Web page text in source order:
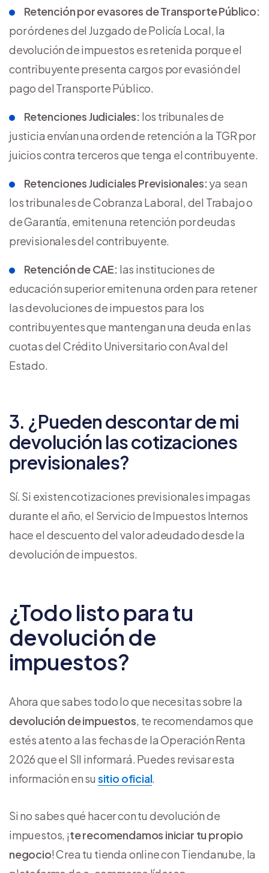
Retención por evasores de Transporte Público:
por órdenes del Juzgado de Policía Local, la
devolución de impuestos es retenida porque el
contribuyente presenta cargos por evasión del
pago del Transporte Público.
Retenciones Judiciales: los tribunales de
justicia envían una orden de retención a la TGR por
juicios contra terceros que tenga el contribuyente.
Retenciones Judiciales Previsionales: ya sean
los tribunales de Cobranza Laboral, del Trabajo o
de Garantía, emiten una retención por deudas
previsionales del contribuyente.
Retención de CAE: las instituciones de
educación superior emiten una orden para retener
las devoluciones de impuestos para los
contribuyentes que mantengan una deuda en las
cuotas del Crédito Universitario con Aval del
Estado.
3. ¿Pueden descontar de mi
devolución las cotizaciones
previsionales?
Sí. Si existen cotizaciones previsionales impagas
durante el año, el Servicio de Impuestos Internos
hace el descuento del valor adeudado desde la
devolución de impuestos.
¿Todo listo para tu
devolución de
impuestos?
Ahora que sabes todo lo que necesitas sobre la
devolución de impuestos, te recomendamos que
estés atento a las fechas de la Operación Renta
2026 que el SII informará. Puedes revisar esta
información en su sitio oficial.
Si no sabes qué hacer con tu devolución de
impuestos, ¡te recomendamos iniciar tu propio
negocio! Crea tu tienda online con Tiendanube, la